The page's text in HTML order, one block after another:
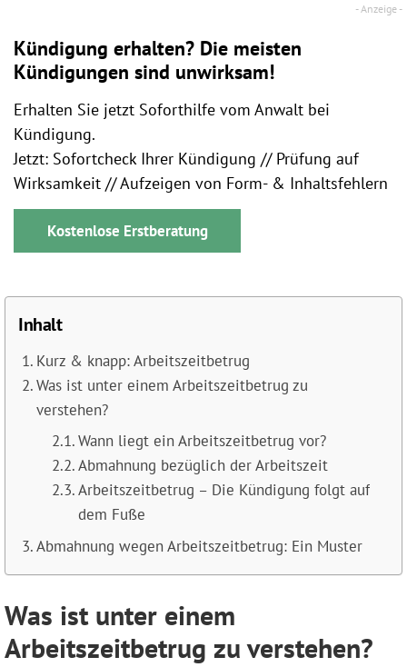
Kündigung erhalten? Die meisten
Kündigungen sind unwirksam!
Erhalten Sie jetzt Soforthilfe vom Anwalt bei
Kündigung.
Jetzt: Sofortcheck Ihrer Kündigung // Prüfung auf
Wirksamkeit // Aufzeigen von Form- & Inhaltsfehlern
Kostenlose Erstberatung
Inhalt
Kurz & knapp: Arbeitszeitbetrug
Was ist unter einem Arbeitszeitbetrug zu
verstehen?
Wann liegt ein Arbeitszeitbetrug vor?
Abmahnung bezüglich der Arbeitszeit
Arbeitszeitbetrug – Die Kündigung folgt auf
dem Fuße
Abmahnung wegen Arbeitszeitbetrug: Ein Muster
Was ist unter einem
Arbeitszeitbetrug zu verstehen?